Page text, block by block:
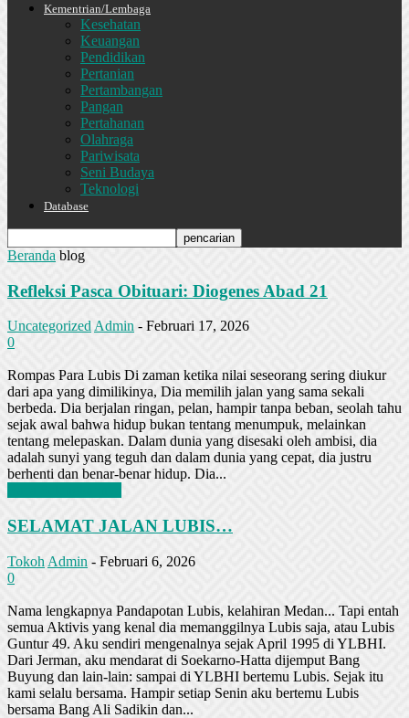
Kementrian/Lembaga
Kesehatan
Keuangan
Pendidikan
Pertanian
Pertambangan
Pangan
Pertahanan
Olahraga
Pariwisata
Seni Budaya
Teknologi
Database
Beranda blog
Refleksi Pasca Obituari: Diogenes Abad 21
Uncategorized Admin - Februari 17, 2026
0
Rompas Para Lubis Di zaman ketika nilai seseorang sering diukur
dari apa yang dimilikinya, Dia memilih jalan yang sama sekali
berbeda. Dia berjalan ringan, pelan, hampir tanpa beban, seolah tahu
sejak awal bahwa hidup bukan tentang menumpuk, melainkan
tentang melepaskan. Dalam dunia yang disesaki oleh ambisi, dia
adalah sunyi yang teguh dan dalam dunia yang cepat, dia justru
berhenti dan benar-benar hidup. Dia...
SELAMAT JALAN LUBIS…
Tokoh Admin - Februari 6, 2026
0
Nama lengkapnya Pandapotan Lubis, kelahiran Medan... Tapi entah
semua Aktivis yang kenal dia memanggilnya Lubis saja, atau Lubis
Guntur 49. Aku sendiri mengenalnya sejak April 1995 di YLBHI.
Dari Jerman, aku mendarat di Soekarno-Hatta dijemput Bang
Buyung dan lain-lain: sampai di YLBHI bertemu Lubis. Sejak itu
kami selalu bersama. Hampir setiap Senin aku bertemu Lubis
bersama Bang Ali Sadikin dan...